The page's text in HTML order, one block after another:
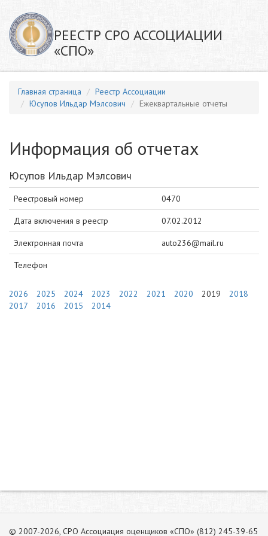
РЕЕСТР СРО АССОЦИАЦИИ
«СПО»
Главная страница
Реестр Ассоциации
Юсупов Ильдар Мэлсович
Ежеквартальные отчеты
Информация об отчетах
Юсупов Ильдар Мэлсович
Реестровый номер 0470
Дата включения в реестр 07.02.2012
Электронная почта auto236@mail.ru
Телефон
2026 2025 2024 2023 2022 2021 2020 2019
2018
2017
2016 2015 2014
© 2007-2026, СРО Ассоциация оценщиков «СПО» (812) 245-39-65